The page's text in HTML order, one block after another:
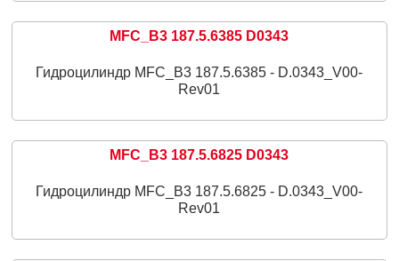
MFC_B3 187.5.6385 D0343
Гидроцилиндр MFC_B3 187.5.6385 - D.0343_V00-
Rev01
MFC_B3 187.5.6825 D0343
Гидроцилиндр MFC_B3 187.5.6825 - D.0343_V00-
Rev01